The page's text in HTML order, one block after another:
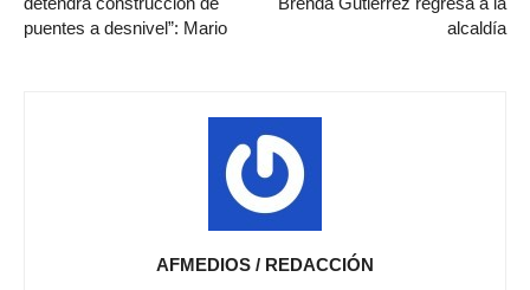
puentes a desnivel”: Mario
alcaldía
AFMEDIOS / REDACCIÓN